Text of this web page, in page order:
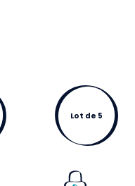
Lot de 5